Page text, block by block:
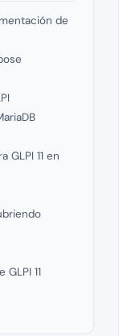
de
11 en
11